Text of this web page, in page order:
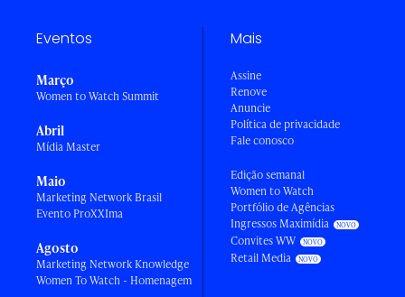
Eventos
Março
Women to Watch Summit
Abril
Mídia Master
Maio
Marketing Network Brasil
Evento ProXXIma
Agosto
Marketing Network Knowledge
Women To Watch - Homenagem
Mais
Assine
Renove
Anuncie
Política de privacidade
Fale conosco
Edição semanal
Women to Watch
Portfólio de Agências
Ingressos Maximídia
Convites WW
Retail Media